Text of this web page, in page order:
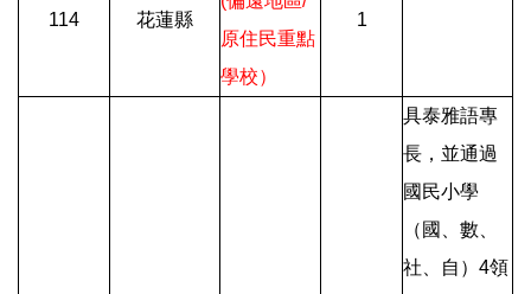
114 花蓮縣
原住民重點
學校）
1
具泰雅語專
長，並通過
國民小學
（國、數、
社、自）4領